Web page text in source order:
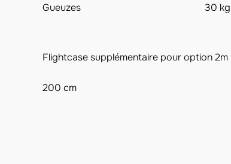
Gueuzes 30 kg
Flightcase supplémentaire pour option 2m
200 cm